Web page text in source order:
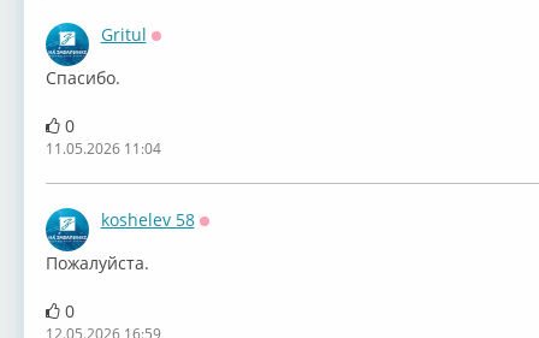
Gritul
Спасибо.
0
11.05.2026 11:04
koshelev 58
Пожалуйста.
0
12.05.2026 16:59